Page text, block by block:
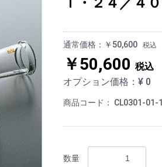
通常価格：￥50,600 税込
￥50,600 税込
オプション価格：¥ 0
商品コード： CL0301-01-
数量